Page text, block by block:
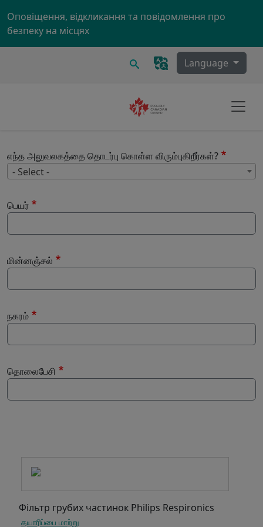
Оповіщення, відкликання та повідомлення про
безпеку на місцях
Пошук Language
எந்த அலுவலகத்தை தொடர்பு கொள்ள விரும்புகிறீர்கள்?
- Select -
பெயர்
மின்னஞ்சல்
நகரம்
தொலைபேசி
Фільтр грубих частинок Philips Respironics
தயாரிப்பை மாற்று